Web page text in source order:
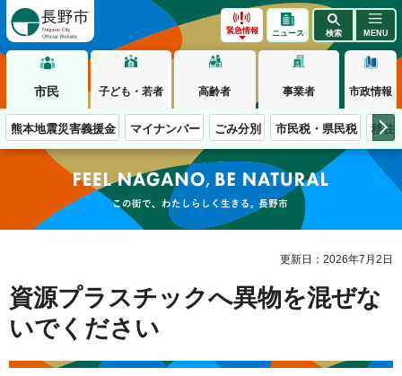
緊急情報 ニュース 検索 MENU
市民 子ども・若者 高齢者 事業者 市政情報
熊本地震災害義援金 マイナンバー ごみ分別 市民税・県民税 移住
この街で、わたしらしく生きる。長野市
更新日：2026年7月2日
資源プラスチックへ異物を混ぜな
いでください